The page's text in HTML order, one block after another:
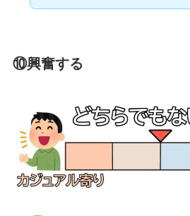
⑩興奮する